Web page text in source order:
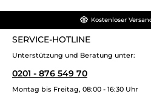
Kostenloser
SERVICE-HOTLINE
Unterstützung und Beratung unter:
0201 - 876 549 70
Montag bis Freitag, 08:00 - 16:30 Uhr